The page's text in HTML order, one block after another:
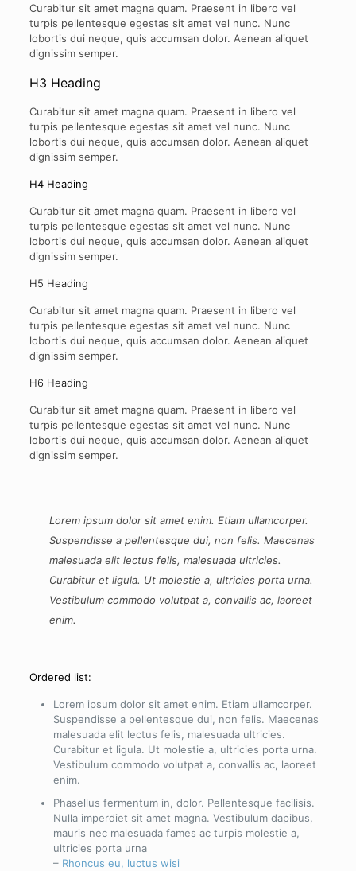
Curabitur sit amet magna quam. Praesent in libero vel
turpis pellentesque egestas sit amet vel nunc. Nunc
lobortis dui neque, quis accumsan dolor. Aenean aliquet
dignissim semper.
H3 Heading
Curabitur sit amet magna quam. Praesent in libero vel
turpis pellentesque egestas sit amet vel nunc. Nunc
lobortis dui neque, quis accumsan dolor. Aenean aliquet
dignissim semper.
H4 Heading
Curabitur sit amet magna quam. Praesent in libero vel
turpis pellentesque egestas sit amet vel nunc. Nunc
lobortis dui neque, quis accumsan dolor. Aenean aliquet
dignissim semper.
H5 Heading
Curabitur sit amet magna quam. Praesent in libero vel
turpis pellentesque egestas sit amet vel nunc. Nunc
lobortis dui neque, quis accumsan dolor. Aenean aliquet
dignissim semper.
H6 Heading
Curabitur sit amet magna quam. Praesent in libero vel
turpis pellentesque egestas sit amet vel nunc. Nunc
lobortis dui neque, quis accumsan dolor. Aenean aliquet
dignissim semper.
Lorem ipsum dolor sit amet enim. Etiam ullamcorper.
Suspendisse a pellentesque dui, non felis. Maecenas
malesuada elit lectus felis, malesuada ultricies.
Curabitur et ligula. Ut molestie a, ultricies porta urna.
Vestibulum commodo volutpat a, convallis ac, laoreet
enim.
Ordered list:
Lorem ipsum dolor sit amet enim. Etiam ullamcorper.
Suspendisse a pellentesque dui, non felis. Maecenas
malesuada elit lectus felis, malesuada ultricies.
Curabitur et ligula. Ut molestie a, ultricies porta urna.
Vestibulum commodo volutpat a, convallis ac, laoreet
enim.
Phasellus fermentum in, dolor. Pellentesque facilisis.
Nulla imperdiet sit amet magna. Vestibulum dapibus,
mauris nec malesuada fames ac turpis molestie a,
ultricies porta urna
– Rhoncus eu, luctus wisi